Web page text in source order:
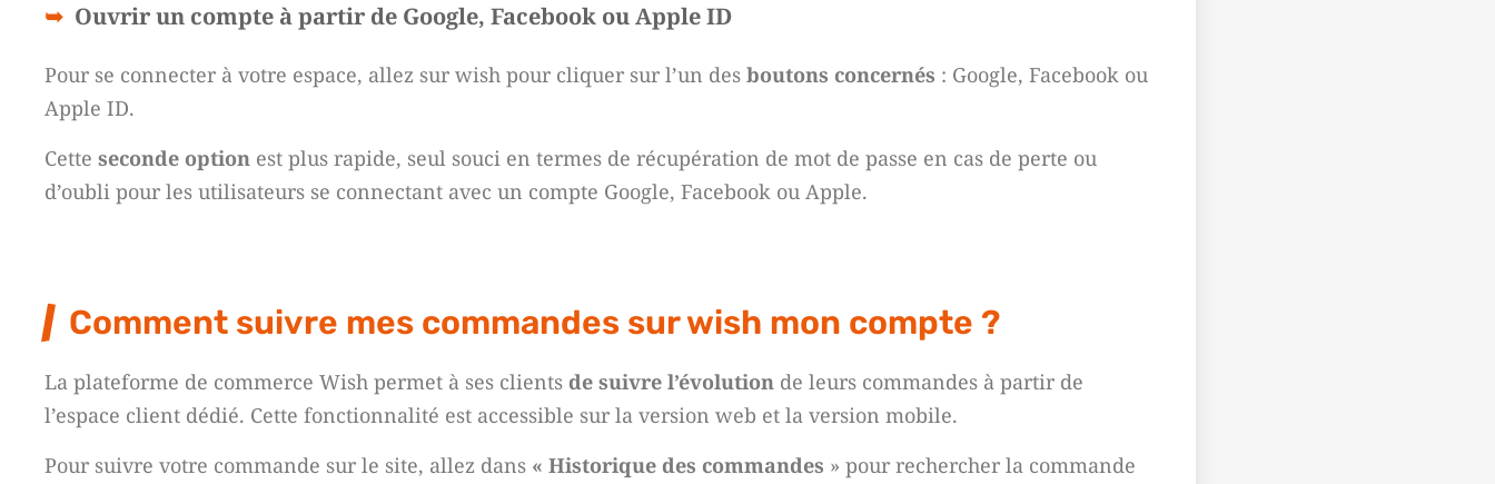
Ouvrir un compte à partir de Google, Facebook ou Apple ID
Pour se connecter à votre espace, allez sur wish pour cliquer sur l’un des boutons concernés : Google, Facebook ou
Apple ID.
Cette seconde option est plus rapide, seul souci en termes de récupération de mot de passe en cas de perte ou
d’oubli pour les utilisateurs se connectant avec un compte Google, Facebook ou Apple.
Comment suivre mes commandes sur wish mon compte ?
La plateforme de commerce Wish permet à ses clients de suivre l’évolution de leurs commandes à partir de
l’espace client dédié. Cette fonctionnalité est accessible sur la version web et la version mobile.
Pour suivre votre commande sur le site, allez dans « Historique des commandes » pour rechercher la commande